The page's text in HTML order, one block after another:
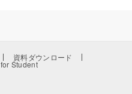
資料ダウンロード
for Student